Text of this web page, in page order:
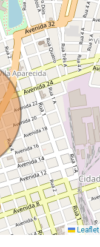
Leaflet